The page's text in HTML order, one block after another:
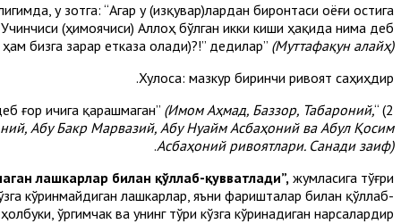
у зотга: “Агар у (изқувар)лардан биронтаси оёғи остига
(ҳимоячиси) Аллоҳ бўлган икки киши ҳақида нима деб
бизга зарар етказа олади)?!” дедилар” (Муттафақун алайҳ)
Хулоса: мазкур биринчи ривоят саҳиҳдир.
2) “Ғор оғзида ўргимчак уясини кўриб: “Агар Муҳаммад бу ерга кирганида, ўргимчак уяси бузилган бўларди”, деб ғор ичига қарашмаган”
(Имом Аҳмад, Баззор, Табароний,
Абу Бакр Марвазий, Абу Нуайм Асбаҳоний ва Абул Қосим
Асбаҳоний ривоятлари. Санади заиф)
.
лашкарлар билан қўллаб-қувватлади”, жумласига тўғри
кўринмайдиган лашкарлар, яъни фаришталар билан қўллаб-
ўргимчак ва унинг тўри кўзга кўринадиган нарсалардир.